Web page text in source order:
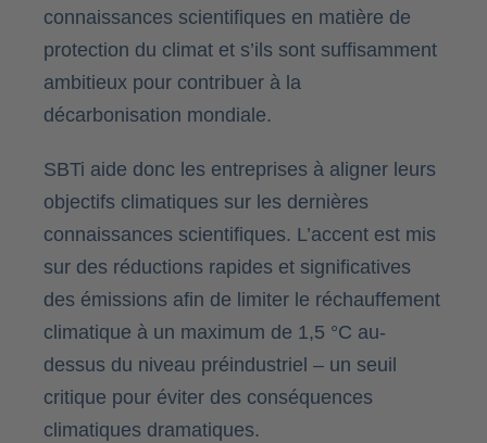
connaissances scientifiques en matière de
protection du climat et s’ils sont suffisamment
ambitieux pour contribuer à la
décarbonisation mondiale.
SBTi aide donc les entreprises à aligner leurs
objectifs climatiques sur les dernières
connaissances scientifiques. L’accent est mis
sur des réductions rapides et significatives
des émissions afin de limiter le réchauffement
climatique à un maximum de 1,5 °C au-
dessus du niveau préindustriel – un seuil
critique pour éviter des conséquences
climatiques dramatiques.